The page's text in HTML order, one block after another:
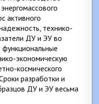
активного
технико-
ДУ и ЭУ во
экономическую
космического
разработки и
ДУ и ЭУ весьма